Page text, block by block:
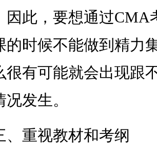
因此，要想通过
的时候不能做到精力
很有可能就会出现跟
发生。
重视教材和考纲